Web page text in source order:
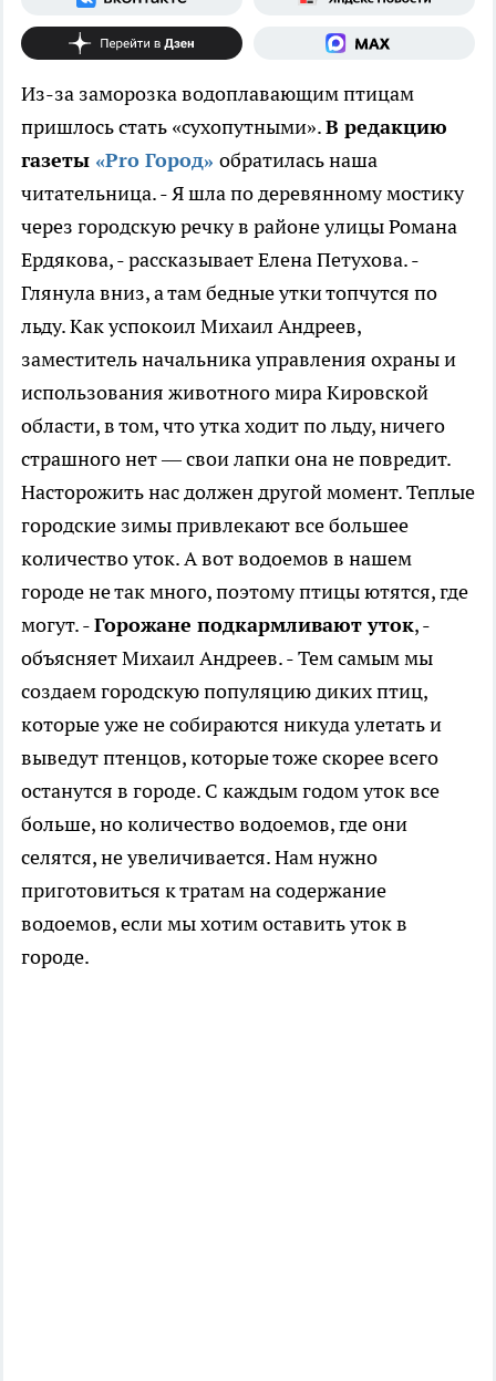
Из-за заморозка водоплавающим птицам
пришлось стать «сухопутными».В редакцию
газеты «Pro Город» обратилась наша
читательница. - Я шла по деревянному мостику
через городскую речку в районе улицы Романа
Ердякова, - рассказывает Елена Петухова. -
Глянула вниз, а там бедные утки топчутся по
льду. Как успокоил Михаил Андреев,
заместитель начальника управления охраны и
использования животного мира Кировской
области, в том, что утка ходит по льду, ничего
страшного нет — свои лапки она не повредит.
Насторожить нас должен другой момент. Теплые
городские зимы привлекают все большее
количество уток. А вот водоемов в нашем
городе не так много, поэтому птицы ютятся, где
могут. -Горожане подкармливают уток, -
объясняет Михаил Андреев. - Тем самым мы
создаем городскую популяцию диких птиц,
которые уже не собираются никуда улетать и
выведут птенцов, которые тоже скорее всего
останутся в городе. С каждым годом уток все
больше, но количество водоемов, где они
селятся, не увеличивается. Нам нужно
приготовиться к тратам на содержание
водоемов, если мы хотим оставить уток в
городе.